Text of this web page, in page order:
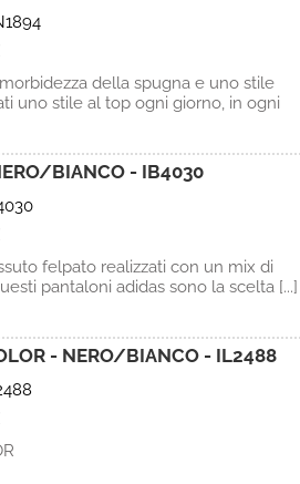
della spugna e uno stile
uno stile al top ogni giorno, in ogni
BIANCO - IB4030
felpato realizzati con un mix di
pantaloni adidas sono la scelta [...]
- NERO/BIANCO - IL2488